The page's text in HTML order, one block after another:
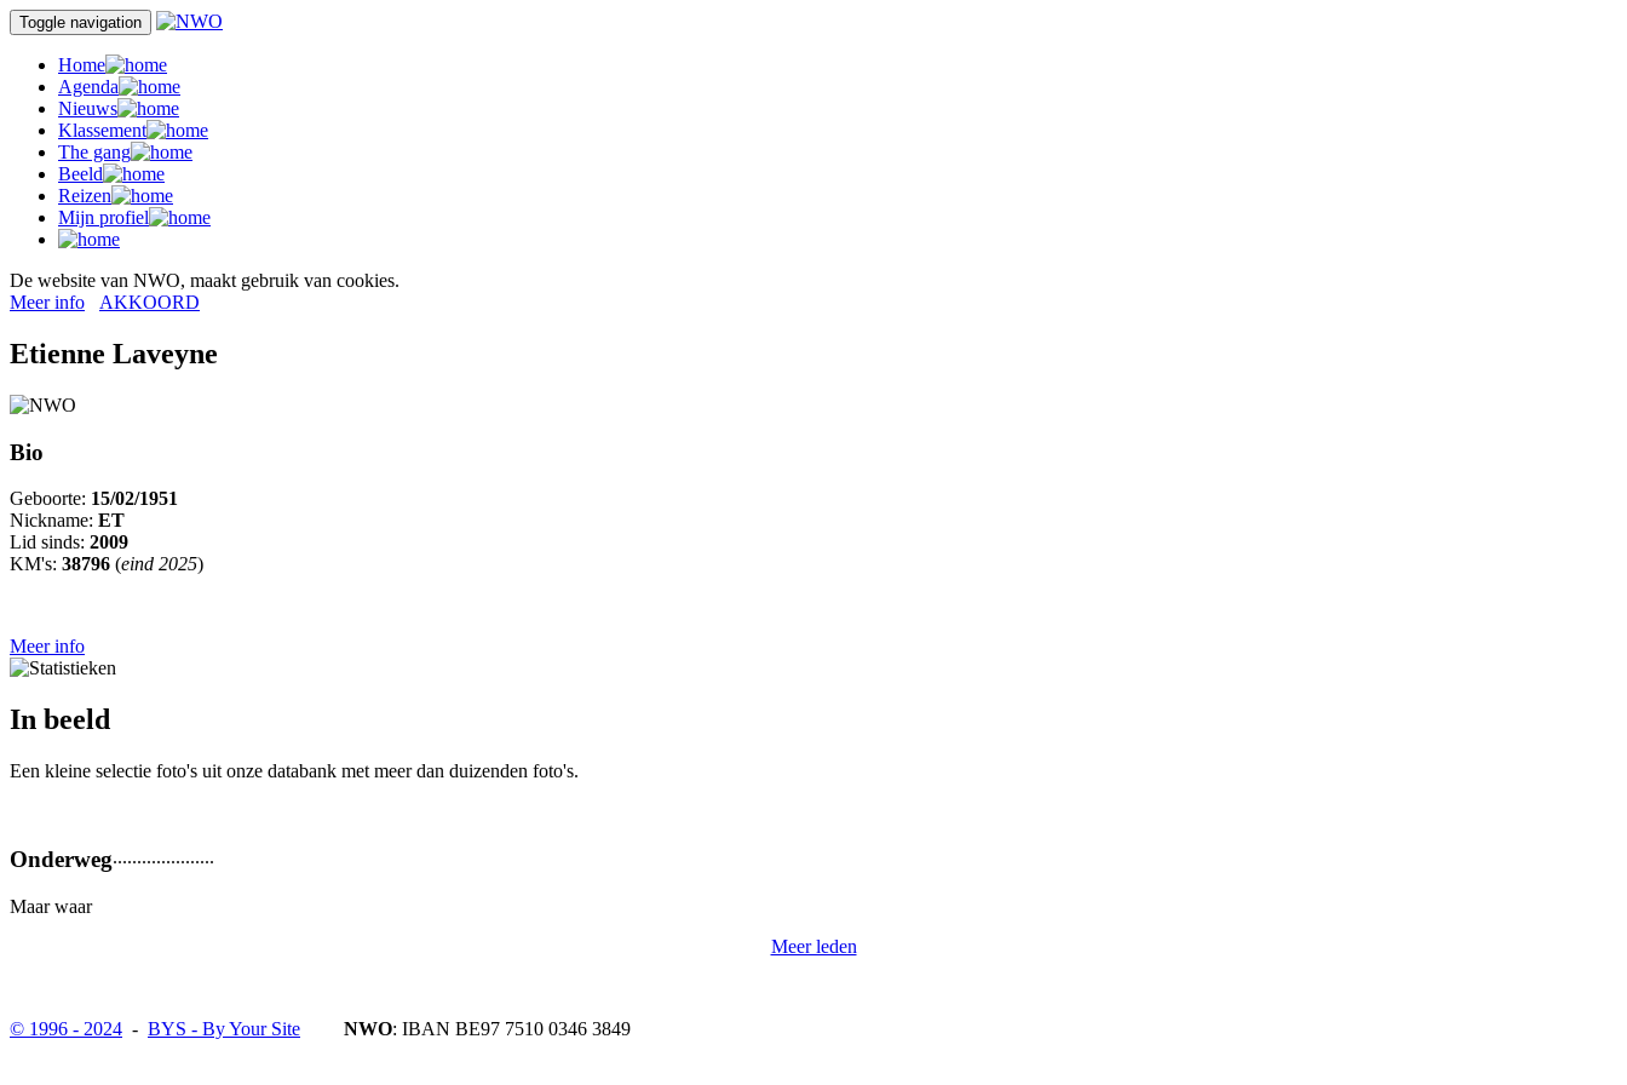
Toggle navigation
Home
Agenda
Nieuws
Klassement
The gang
Beeld
Reizen
Mijn profiel
De website van NWO, maakt gebruik van cookies.
Meer info
AKKOORD
Etienne Laveyne
Bio
Geboorte: 15/02/1951
Nickname: ET
Lid sinds: 2009
KM's: 38796 (eind 2025)
Meer info
In beeld
Een kleine selectie foto's uit onze databank met meer dan duizenden foto's.
Onderweg
Maar waar
.....................
Meer leden
© 1996 - 2024 - BYS - By Your Site NWO: IBAN BE97 7510 0346 3849